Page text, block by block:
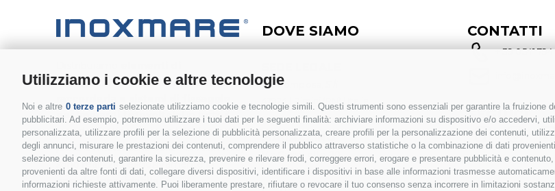
Utilizziamo i cookie e altre tecnologie
Noi e altre 0 terze parti selezionate utilizziamo cookie e tecnologie simili. Questi strumenti sono essenziali per garantire la fruizione
pubblicitari. Ad esempio, potremmo utilizzare i tuoi dati per le seguenti finalità: archiviare informazioni su dispositivo e/o accedervi,
personalizzata, utilizzare profili per la selezione di pubblicità personalizzata, creare profili per la personalizzazione dei contenuti,
degli annunci, misurare le prestazioni dei contenuti, comprendere il pubblico attraverso statistiche o la combinazione di dati
selezione dei contenuti, garantire la sicurezza, prevenire e rilevare frodi, correggere errori, erogare e presentare pubblicità e
provenienti da altre fonti di dati, collegare diversi dispositivi, identificare i dispositivi in base alle informazioni trasmesse
informazioni richieste attivamente. Puoi liberamente prestare, rifiutare o revocare il tuo consenso senza incorrere in limitazioni
collegamento, accessori nautici,
per impianti fotovoltaiciin tutto il
mondo. Tutti i nostri prodotti (eccetto
profili e morsetteria Solar - in Alluminio)
sono realizzati esclusivamente in
acciaio inossidabile.
DOVE SIAMO
Via Pomposa, 51/i
47924 | Rimini (RN) | Italia
MAGAZZINO
Via Cassoletta, 20
40053 | Loc. Crespellano Valsamoggia
(BO) | Italia
CONTATTI
+ 39 0541
SEGUICI